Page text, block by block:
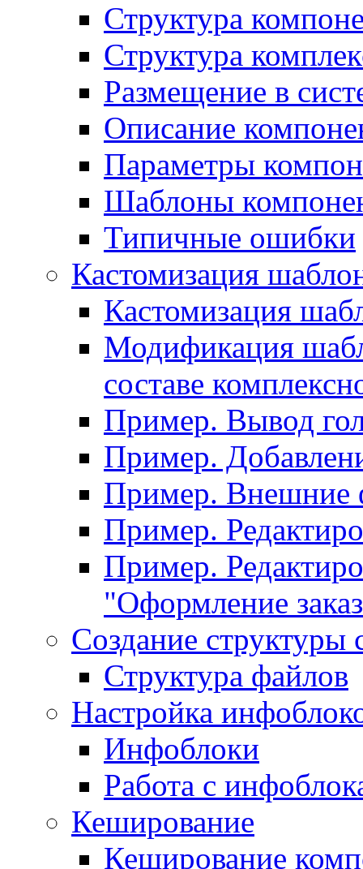
Структура
Структура
Размещение в
Описание
Параметры
Шаблоны
Типичные ошибки
Кастомизация
Кастомизация
Модификация
составе
Пример. Вывод
Пример.
Пример. Внешние
Пример.
Пример.
"Оформление
Создание структуры
Структура файлов
Настройка
Инфоблоки
Работа с
Кеширование
Кеширование